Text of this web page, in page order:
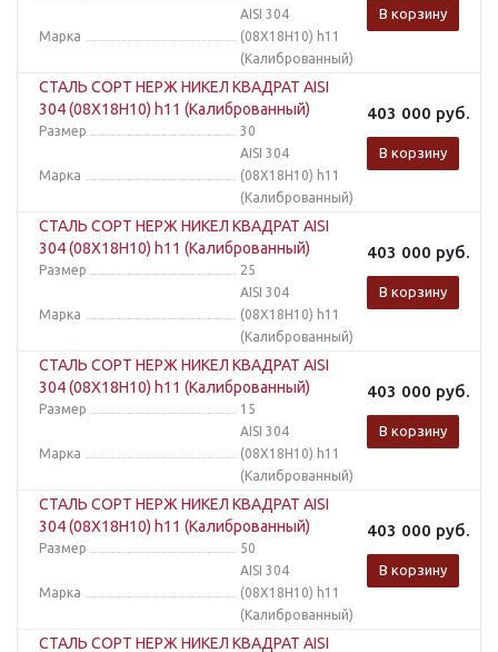
Марка
AISI 304
(08Х18Н10) h11
(Калиброванный)
В корзину
СТАЛЬ СОРТ НЕРЖ НИКЕЛ КВАДРАТ AISI
304 (08Х18Н10) h11 (Калиброванный)
Размер 30
Марка
AISI 304
(08Х18Н10) h11
(Калиброванный)
403 000 руб.
В корзину
СТАЛЬ СОРТ НЕРЖ НИКЕЛ КВАДРАТ AISI
304 (08Х18Н10) h11 (Калиброванный)
Размер 25
Марка
AISI 304
(08Х18Н10) h11
(Калиброванный)
403 000 руб.
В корзину
СТАЛЬ СОРТ НЕРЖ НИКЕЛ КВАДРАТ AISI
304 (08Х18Н10) h11 (Калиброванный)
Размер 15
Марка
AISI 304
(08Х18Н10) h11
(Калиброванный)
403 000 руб.
В корзину
СТАЛЬ СОРТ НЕРЖ НИКЕЛ КВАДРАТ AISI
304 (08Х18Н10) h11 (Калиброванный)
Размер 50
Марка
AISI 304
(08Х18Н10) h11
(Калиброванный)
403 000 руб.
В корзину
СТАЛЬ СОРТ НЕРЖ НИКЕЛ КВАДРАТ AISI